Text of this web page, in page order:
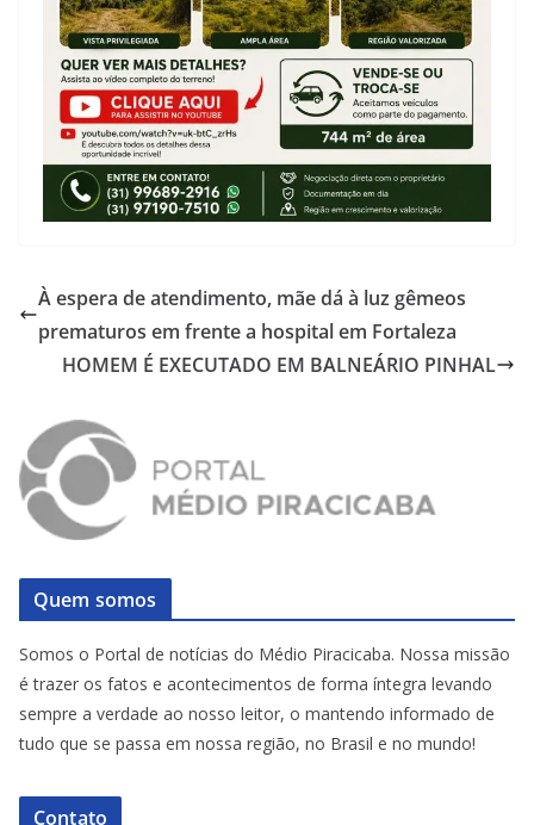
À espera de atendimento, mãe dá à luz gêmeos
prematuros em frente a hospital em Fortaleza
HOMEM É EXECUTADO EM BALNEÁRIO PINHAL
Quem somos
Somos o Portal de notícias do Médio Piracicaba. Nossa missão
é trazer os fatos e acontecimentos de forma íntegra levando
sempre a verdade ao nosso leitor, o mantendo informado de
tudo que se passa em nossa região, no Brasil e no mundo!
Contato